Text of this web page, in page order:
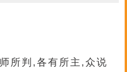
所判,各有所主,众说